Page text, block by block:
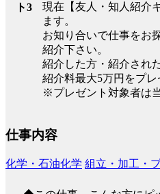
ト3
現在【友人・知人紹介
ます。
お知り合いで仕事をお
紹介下さい。
紹介した方・紹介され
紹介料最大5万円をプレ
※プレゼント対象者は
仕事内容
化学・石油化学 組立・加工・